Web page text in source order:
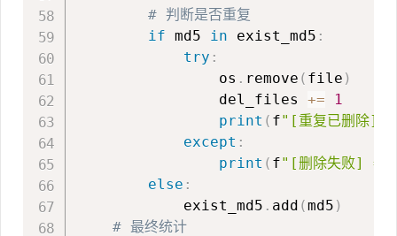
# 判断是否重复
if md5 in exist_md5 :
try :
                os
. remove ( file )
                del_files
+=
1
print ( f"[重复已删除
except :
print ( f"[删除失败]
else :
            exist_md5
. add (md5 )
# 最终统计